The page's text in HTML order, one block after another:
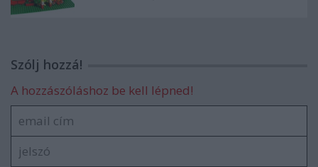
Szólj hozzá!
A hozzászóláshoz be kell lépned!